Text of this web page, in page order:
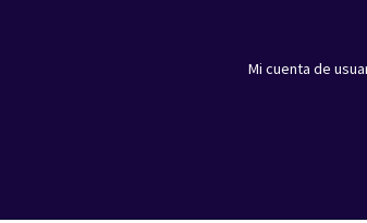
Mi cuenta de